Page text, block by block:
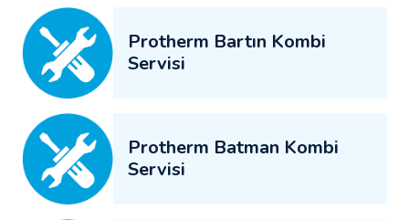
Protherm Bartın Kombi
Servisi
Protherm Batman Kombi
Servisi